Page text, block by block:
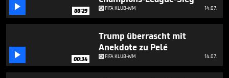
 00:29 FIFA KLUB-WM 14.07.
 00:34
Trump überrascht mit
Anekdote zu Pelé
FIFA KLUB-WM 14.07.